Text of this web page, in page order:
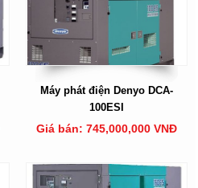
Máy phát điện Denyo DCA-
100ESI
Giá bán: 745,000,000 VNĐ